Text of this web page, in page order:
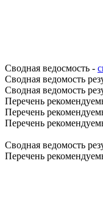
Сводная ведосмость -
Сводная ведомость
Сводная ведомость
Перечень
Перечень
Перечень
Сводная ведомость
Перечень